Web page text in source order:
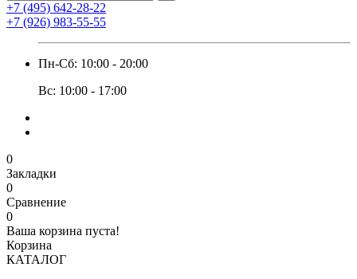
+7 (495) 642-28-22
+7 (926) 983-55-55
Пн-Сб: 10:00 - 20:00
Вс: 10:00 - 17:00
0
Закладки
0
Сравнение
0
Ваша корзина пуста!
Корзина
КАТАЛОГ